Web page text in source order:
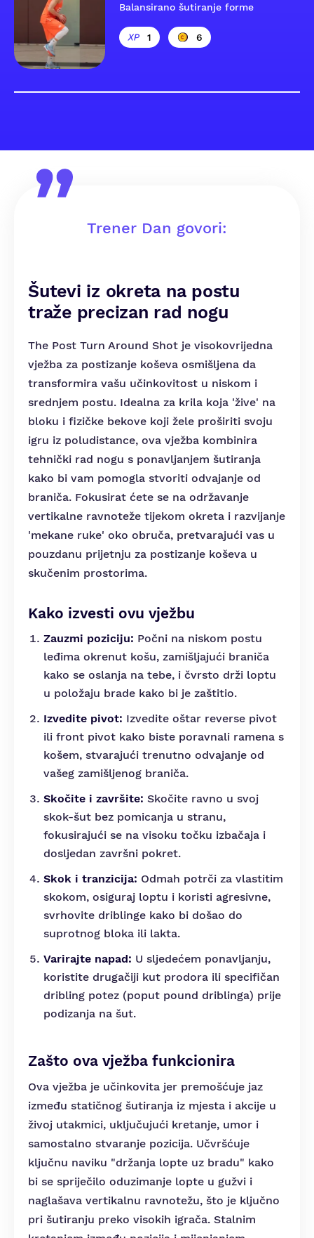
Balansirano šutiranje forme
1 6
Trener Dan govori:
Šutevi iz okreta na postu
traže precizan rad nogu
The Post Turn Around Shot je visokovrijedna
vježba za postizanje koševa osmišljena da
transformira vašu učinkovitost u niskom i
srednjem postu. Idealna za krila koja 'žive' na
bloku i fizičke bekove koji žele proširiti svoju
igru iz poludistance, ova vježba kombinira
tehnički rad nogu s ponavljanjem šutiranja
kako bi vam pomogla stvoriti odvajanje od
braniča. Fokusirat ćete se na održavanje
vertikalne ravnoteže tijekom okreta i razvijanje
'mekane ruke' oko obruča, pretvarajući vas u
pouzdanu prijetnju za postizanje koševa u
skučenim prostorima.
Kako izvesti ovu vježbu
Zauzmi poziciju: Počni na niskom postu
leđima okrenut košu, zamišljajući braniča
kako se oslanja na tebe, i čvrsto drži loptu
u položaju brade kako bi je zaštitio.
Izvedite pivot: Izvedite oštar reverse pivot
ili front pivot kako biste poravnali ramena s
košem, stvarajući trenutno odvajanje od
vašeg zamišljenog braniča.
Skočite i završite: Skočite ravno u svoj
skok-šut bez pomicanja u stranu,
fokusirajući se na visoku točku izbačaja i
dosljedan završni pokret.
Skok i tranzicija: Odmah potrči za vlastitim
skokom, osiguraj loptu i koristi agresivne,
svrhovite driblinge kako bi došao do
suprotnog bloka ili lakta.
Varirajte napad: U sljedećem ponavljanju,
koristite drugačiji kut prodora ili specifičan
dribling potez (poput pound driblinga) prije
podizanja na šut.
Zašto ova vježba funkcionira
Ova vježba je učinkovita jer premošćuje jaz
između statičnog šutiranja iz mjesta i akcije u
živoj utakmici, uključujući kretanje, umor i
samostalno stvaranje pozicija. Učvršćuje
ključnu naviku "držanja lopte uz bradu" kako
bi se spriječilo oduzimanje lopte u gužvi i
naglašava vertikalnu ravnotežu, što je ključno
pri šutiranju preko visokih igrača. Stalnim